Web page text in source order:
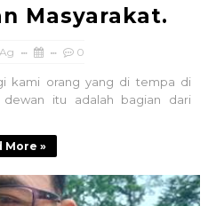
Masyarakat.
0
kami orang yang di tempa di
dewan itu adalah bagian dari
More »